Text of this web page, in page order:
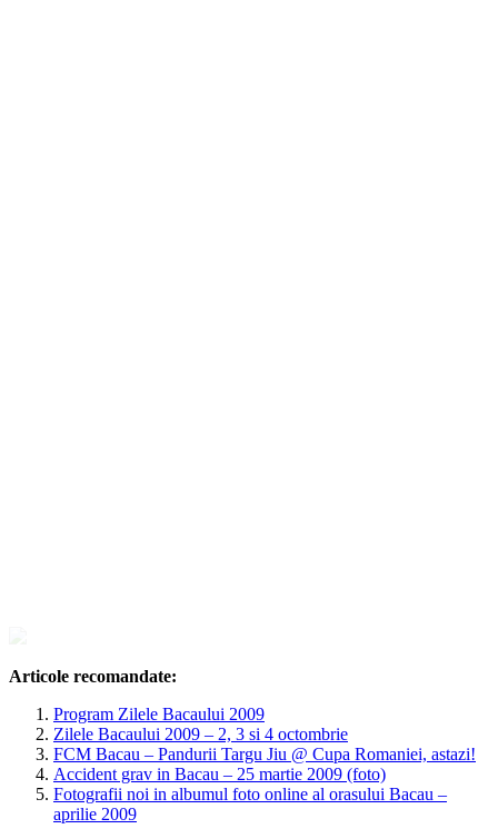
Articole recomandate:
Program Zilele Bacaului 2009
Zilele Bacaului 2009 – 2, 3 si 4 octombrie
FCM Bacau – Pandurii Targu Jiu @ Cupa Romaniei, astazi!
Accident grav in Bacau – 25 martie 2009 (foto)
Fotografii noi in albumul foto online al orasului Bacau –
aprilie 2009